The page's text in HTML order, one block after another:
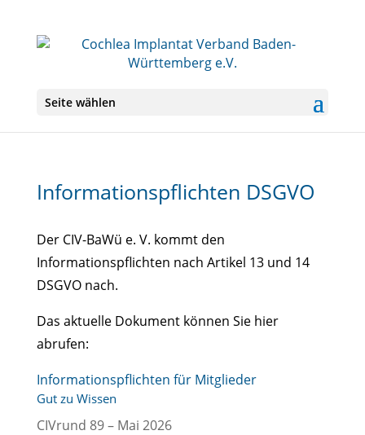
Seite wählen
Informationspflichten DSGVO
Der CIV-BaWü e. V. kommt den
Informationspflichten nach Artikel 13 und 14
DSGVO nach.
Das aktuelle Dokument können Sie hier
abrufen:
Informationspflichten für Mitglieder
Gut zu Wissen
CIVrund 89 – Mai 2026